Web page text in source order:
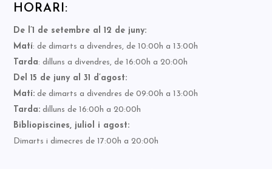
HORARI:
De l’1 de setembre al 12 de juny:
Matí: de dimarts a divendres, de 10:00h a 13:00h
Tarda: dilluns a divendres, de 16:00h a 20:00h
Del 15 de juny al 31 d’agost:
Matí: de dimarts a divendres de 09:00h a 13:00h
Tarda: dilluns de 16:00h a 20:00h
Bibliopiscines, juliol i agost:
Dimarts i dimecres de 17:00h a 20:00h